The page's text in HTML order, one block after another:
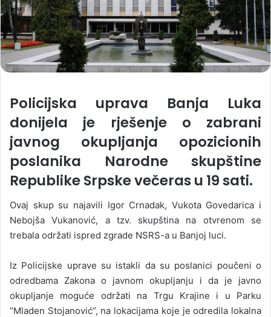
Policijska uprava Banja Luka
donijela je rješenje o zabrani
javnog okupljanja opozicionih
poslanika Narodne skupštine
Republike Srpske večeras u 19 sati.
Ovaj skup su najavili Igor Crnadak, Vukota Govedarica i
Nebojša Vukanović, a tzv. skupština na otvrenom se
trebala održati ispred zgrade NSRS-a u Banjoj luci.
Iz Policijske uprave su istakli da su poslanici poučeni o
odredbama Zakona o javnom okupljanju i da je javno
okupljanje moguće održati na Trgu Krajine i u Parku
“Mladen Stojanović”, na lokacijama koje je odredila lokalna